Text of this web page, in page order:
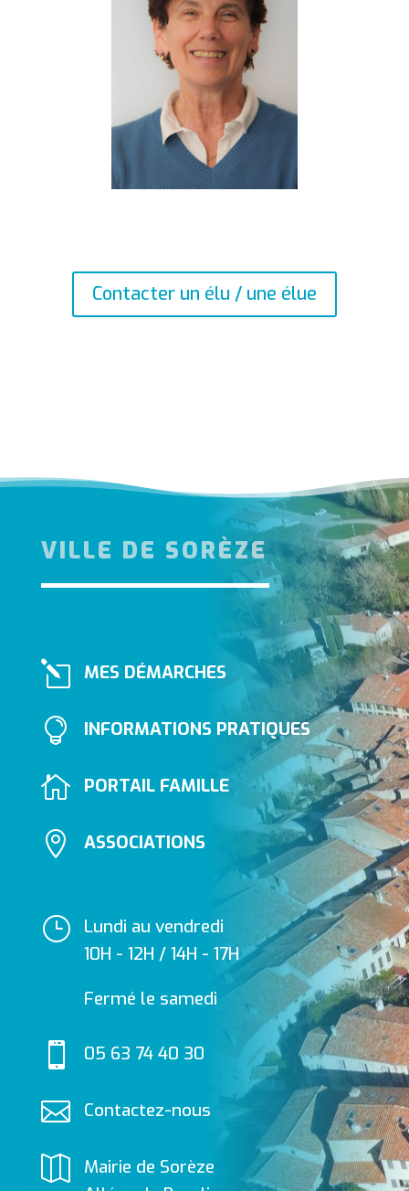
Contacter un élu / une élue
VILLE DE SORÈZE
l MES DÉMARCHES
 INFORMATIONS PRATIQUES
 PORTAIL FAMILLE
 ASSOCIATIONS
}
Lundi au vendredi
10H - 12H / 14H - 17H
Fermé le samedi
 05 63 74 40 30
 Contactez-nous

Mairie de Sorèze